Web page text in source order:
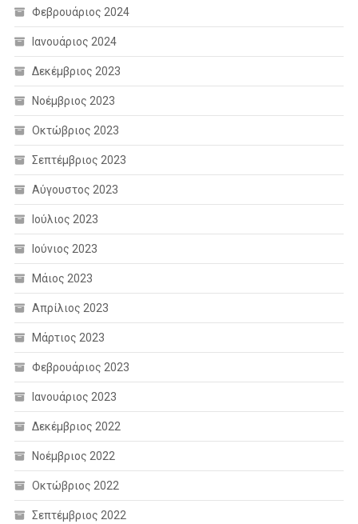
Φεβρουάριος 2024
Ιανουάριος 2024
Δεκέμβριος 2023
Νοέμβριος 2023
Οκτώβριος 2023
Σεπτέμβριος 2023
Αύγουστος 2023
Ιούλιος 2023
Ιούνιος 2023
Μάιος 2023
Απρίλιος 2023
Μάρτιος 2023
Φεβρουάριος 2023
Ιανουάριος 2023
Δεκέμβριος 2022
Νοέμβριος 2022
Οκτώβριος 2022
Σεπτέμβριος 2022